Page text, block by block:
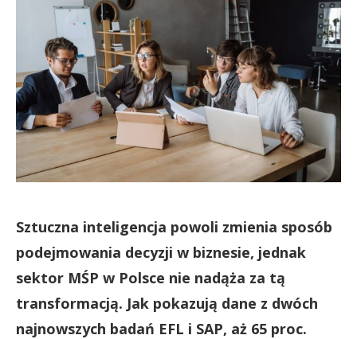
Sztuczna inteligencja powoli zmienia sposób
podejmowania decyzji w biznesie, jednak
sektor MŚP w Polsce nie nadąża za tą
transformacją. Jak pokazują dane z dwóch
najnowszych badań EFL i SAP, aż 65 proc.